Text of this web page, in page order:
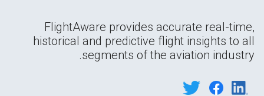
FlightAware provides accurate real-time,
historical and predictive flight insights to all
segments of the aviation industry.